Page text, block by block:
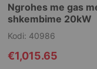
Ngrohes me gas
shkembime 20kW
€1,015.65
Kodi: 40986